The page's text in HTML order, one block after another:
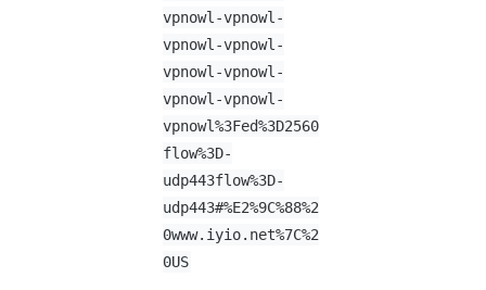
vpnowl-vpnowl-
vpnowl-vpnowl-
vpnowl-vpnowl-
vpnowl-vpnowl-
vpnowl%3Fed%3D2560
flow%3D-
udp443flow%3D-
udp443#%E2%9C%88%2
0www.iyio.net%7C%2
0US